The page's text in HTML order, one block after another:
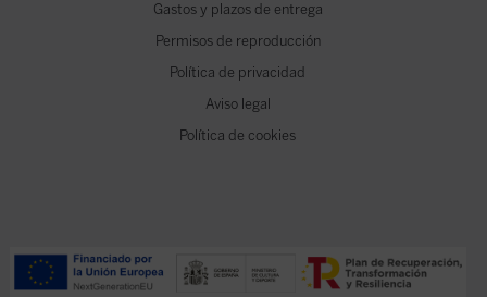
Gastos y plazos de entrega
Permisos de reproducción
Política de privacidad
Aviso legal
Política de cookies